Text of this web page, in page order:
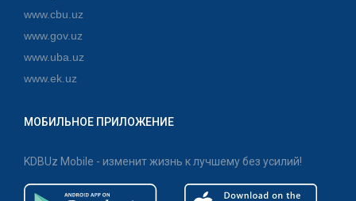
www.cbu.uz
www.gov.uz
www.uba.uz
www.ek.uz
МОБИЛЬНОЕ ПРИЛОЖЕНИЕ
KDBUz Mobile - изменит жизнь к лучшему без усилий!